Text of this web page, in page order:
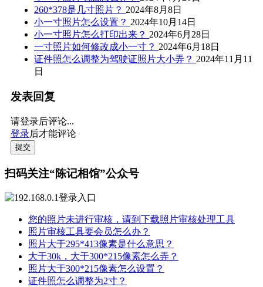
260*378是几寸照片？ 2024年8月8日
小一寸照片怎么设置？ 2024年10月14日
小一寸照片怎么打印出来？ 2024年6月28日
一寸照片如何修改成小一寸？ 2024年6月18日
证件照怎么调整为驾驶证照片大小弄？ 2024年11月11
日
发表回复
请登录后评论...
登录后才能评论
提交
扫码关注“陈记相馆”公众号
您的照片未进行审核，请到下载照片审核处理工具
照片审核工具要会员怎么办？
照片大于295*413像素是什么意思？
大于30k，大于300*215像素怎么弄？
照片大于300*215像素怎么设置？
证件照怎么调整为2寸？